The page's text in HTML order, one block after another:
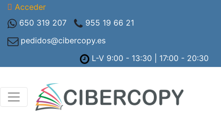
Acceder
650 319 207
955 19 66 21
pedidos@cibercopy.es
L-V 9:00 - 13:30 | 17:00 - 20:30